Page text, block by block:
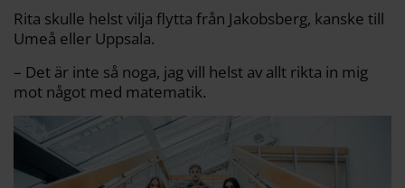
Rita skulle helst vilja flytta från Jakobsberg, kanske till
Umeå eller Uppsala.
– Det är inte så noga, jag vill helst av allt rikta in mig
mot något med matematik.